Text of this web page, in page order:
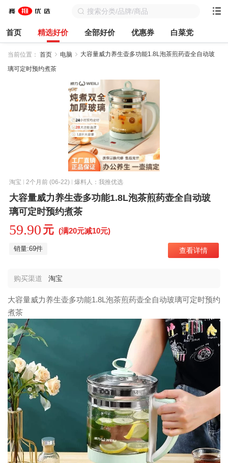
首页 精选好价 全部好价 优惠券 白菜党
当前位置： 首页 电脑 大容量威力养生壶多功能1.8L泡茶煎药壶全自动玻
璃可定时预约煮茶
淘宝 2个月前 (06-22) 爆料人：我推优选
大容量威力养生壶多功能1.8L泡茶煎药壶全自动玻
璃可定时预约煮茶
59.90 元 (满20元减10元)
销量:69件 查看详情
购买渠道 淘宝
大容量威力养生壶多功能1.8L泡茶煎药壶全自动玻璃可定时预约
煮茶